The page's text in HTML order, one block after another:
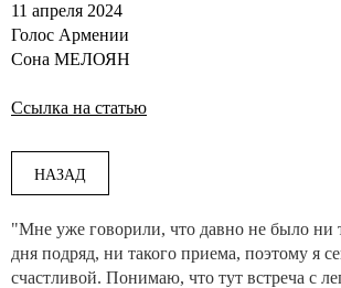
11 апреля 2024
Голос Армении
Сона МЕЛОЯН
Ссылка на статью
НАЗАД
"Мне уже говорили, что давно не было ни
дня подряд, ни такого приема, поэтому я
счастливой. Понимаю, что тут встреча с